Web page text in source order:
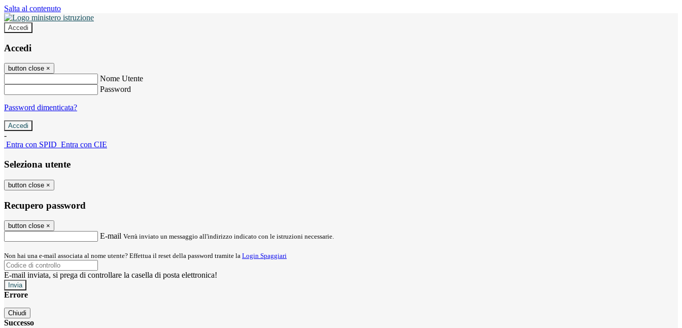
Salta al contenuto
Accedi
Accedi
button close ×
Nome Utente
Password
Password dimenticata?
-
Entra con SPID Entra con CIE
Seleziona utente
button close ×
Recupero password
button close ×
E-mail Verrà inviato un messaggio all'indirizzo indicato con le istruzioni necessarie.
Non hai una e-mail associata al nome utente? Effettua il reset della password tramite la Login Spaggiari
E-mail inviata, si prega di controllare la casella di posta elettronica!
Errore
Chiudi
Successo